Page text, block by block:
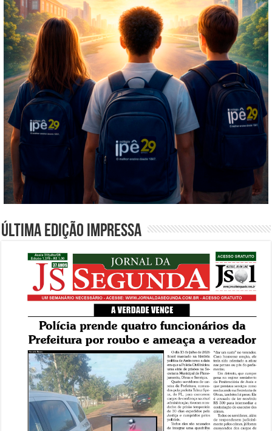
Última edição impressa